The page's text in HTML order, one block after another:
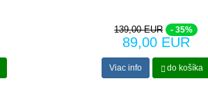
139,00 EUR - 35%
89,00 EUR
Viac info do košíka